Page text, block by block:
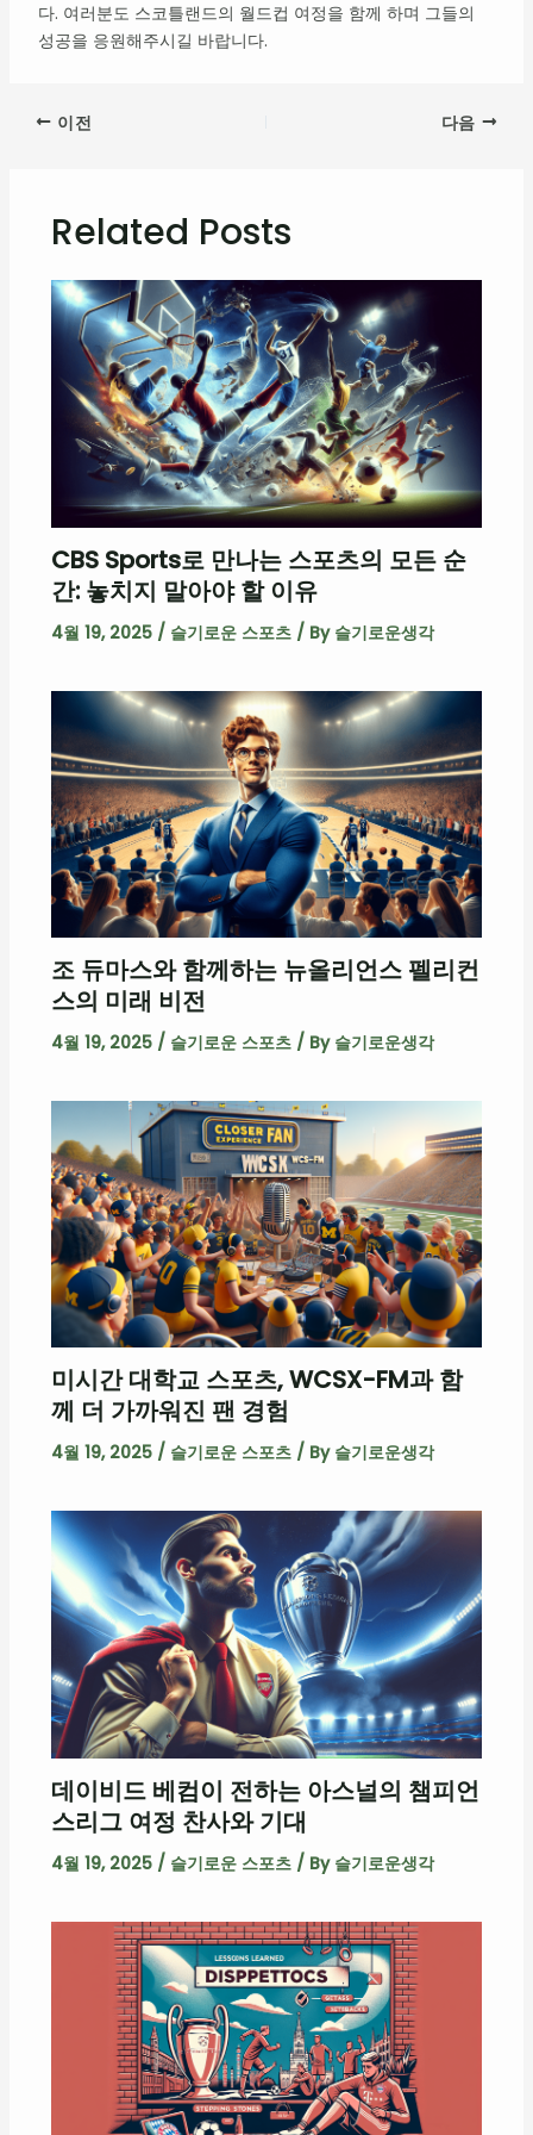
다. 여러분도 스코틀랜드의 월드컵 여정을 함께 하며 그들의
성공을 응원해주시길 바랍니다.
이전 다음
Related Posts
CBS Sports로 만나는 스포츠의 모든 순
간: 놓치지 말아야 할 이유
4월 19, 2025 / 슬기로운 스포츠/ By 슬기로운생각
조 듀마스와 함께하는 뉴올리언스 펠리컨
스의 미래 비전
4월 19, 2025 / 슬기로운 스포츠/ By 슬기로운생각
미시간 대학교 스포츠, WCSX-FM과 함
께 더 가까워진 팬 경험
4월 19, 2025 / 슬기로운 스포츠/ By 슬기로운생각
데이비드 베컴이 전하는 아스널의 챔피언
스리그 여정 찬사와 기대
4월 19, 2025 / 슬기로운 스포츠/ By 슬기로운생각